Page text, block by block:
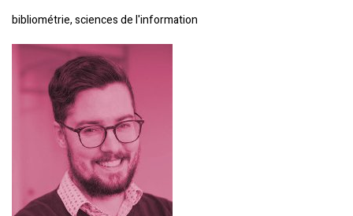
bibliométrie, sciences de l'information